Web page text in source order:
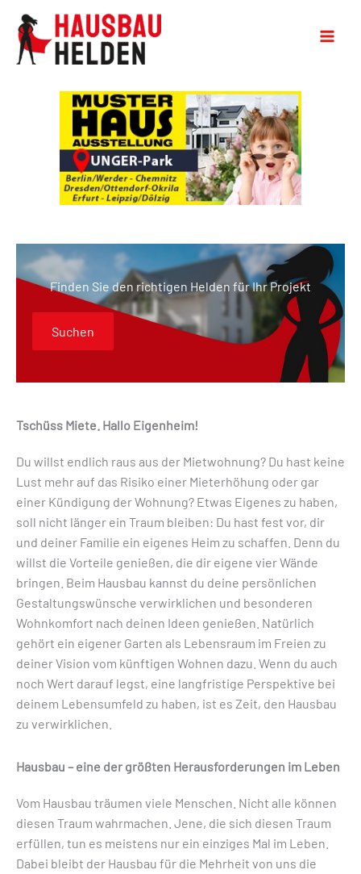
Finden Sie den richtigen Helden für Ihr Projekt
Suchen
Tschüss Miete. Hallo Eigenheim!
Du willst endlich raus aus der Mietwohnung? Du hast keine
Lust mehr auf das Risiko einer Mieterhöhung oder gar
einer Kündigung der Wohnung? Etwas Eigenes zu haben,
soll nicht länger ein Traum bleiben: Du hast fest vor, dir
und deiner Familie ein eigenes Heim zu schaffen. Denn du
willst die Vorteile genießen, die dir eigene vier Wände
bringen. Beim Hausbau kannst du deine persönlichen
Gestaltungswünsche verwirklichen und besonderen
Wohnkomfort nach deinen Ideen genießen. Natürlich
gehört ein eigener Garten als Lebensraum im Freien zu
deiner Vision vom künftigen Wohnen dazu. Wenn du auch
noch Wert darauf legst, eine langfristige Perspektive bei
deinem Lebensumfeld zu haben, ist es Zeit, den Hausbau
zu verwirklichen.
Hausbau – eine der größten Herausforderungen im Leben
Vom Hausbau träumen viele Menschen. Nicht alle können
diesen Traum wahrmachen. Jene, die sich diesen Traum
erfüllen, tun es meistens nur ein einziges Mal im Leben.
Dabei bleibt der Hausbau für die Mehrheit von uns die